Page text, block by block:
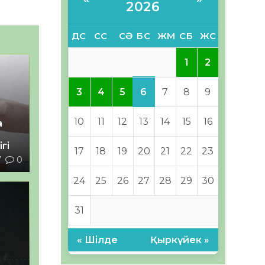
0
2026
ДС СС СӘ БС ЖМ СБ ЖС
1 2
3 4 5 6 7 8 9
10 11 12 13 14 15 16
17 18 19 20 21 22 23
24 25 26 27 28 29 30
31
« Шілде Қыркүйек »